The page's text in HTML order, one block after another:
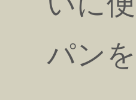
パン